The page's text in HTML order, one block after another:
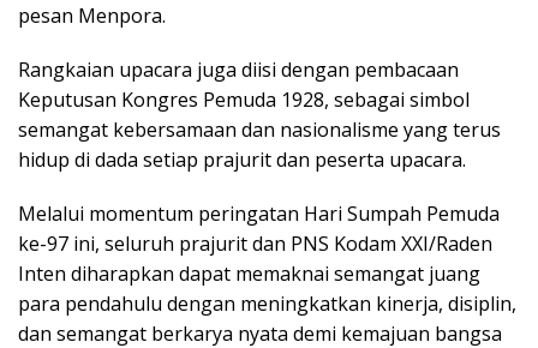
pesan Menpora.
Rangkaian upacara juga diisi dengan pembacaan
Keputusan Kongres Pemuda 1928, sebagai simbol
semangat kebersamaan dan nasionalisme yang terus
hidup di dada setiap prajurit dan peserta upacara.
Melalui momentum peringatan Hari Sumpah Pemuda
ke-97 ini, seluruh prajurit dan PNS Kodam XXI/Raden
Inten diharapkan dapat memaknai semangat juang
para pendahulu dengan meningkatkan kinerja, disiplin,
dan semangat berkarya nyata demi kemajuan bangsa